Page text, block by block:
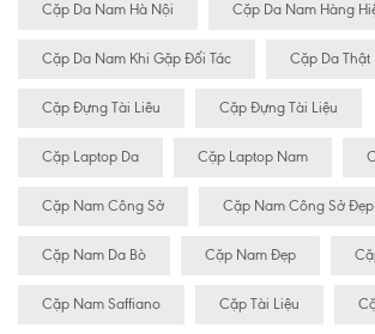
Cặp Da Nam Hà Nội Cặp Da Nam Hàng
Cặp Da Nam Khi Gặp Đối Tác Cặp Da Thật
Cặp Đựng Tài Liêu Cặp Đựng Tài Liệu
Cặp Laptop Da Cặp Laptop Nam
Cặp Nam Công Sở Cặp Nam Công Sở Đẹp
Cặp Nam Da Bò Cặp Nam Đẹp
Cặp Nam Saffiano Cặp Tài Liệu